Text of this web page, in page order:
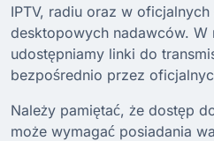
IPTV, radiu oraz w
desktopowych nadawców. W
udostępniamy linki do
bezpośrednio przez
Należy pamiętać, że dostęp
może wymagać posiadania